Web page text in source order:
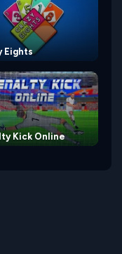
Eights
Kick Online